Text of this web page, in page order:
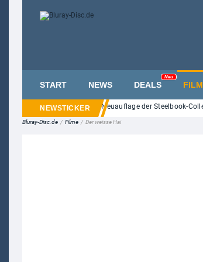
START NEWS DEALS
Neu
auf UHD Blu-ray: Neuauflage der Steelbook-
Bluray-Disc.de / Filme / Der weisse Hai